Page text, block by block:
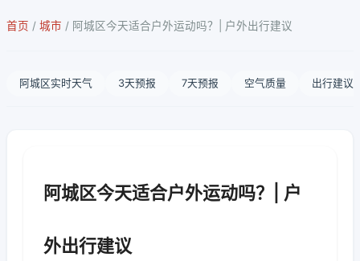
首页 / 城市 / 阿城区今天适合户外运动吗？| 户外出行建议
阿城区实时天气 3天预报 7天预报 空气质量 出行建议
阿城区今天适合户外运动吗？| 户
外出行建议